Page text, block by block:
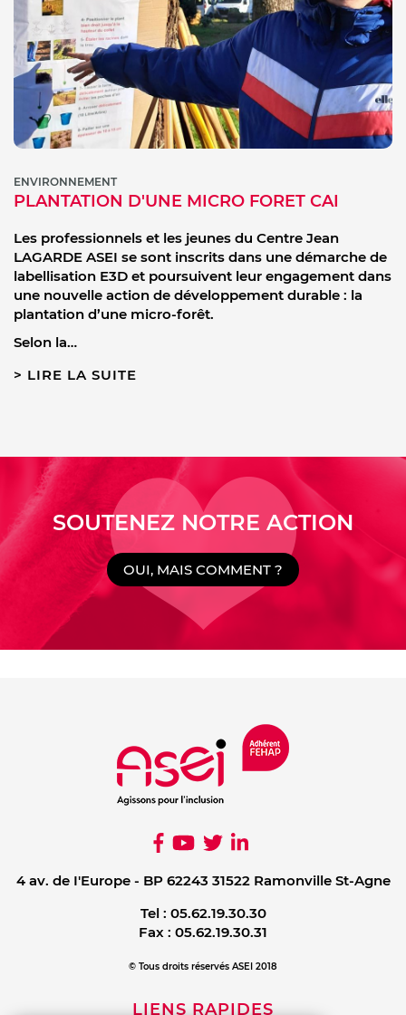
ENVIRONNEMENT
PLANTATION D'UNE MICRO FORET CAI
Les professionnels et les jeunes du Centre Jean
LAGARDE ASEI se sont inscrits dans une démarche de
labellisation E3D et poursuivent leur engagement dans
une nouvelle action de développement durable : la
plantation d’une micro-forêt.
Selon la…
LIRE LA SUITE
SOUTENEZ NOTRE ACTION
OUI, MAIS COMMENT ?
4 av. de I'Europe - BP 62243 31522 Ramonville St-Agne
Tel : 05.62.19.30.30
Fax : 05.62.19.30.31
© Tous droits réservés ASEI 2018
LIENS RAPIDES